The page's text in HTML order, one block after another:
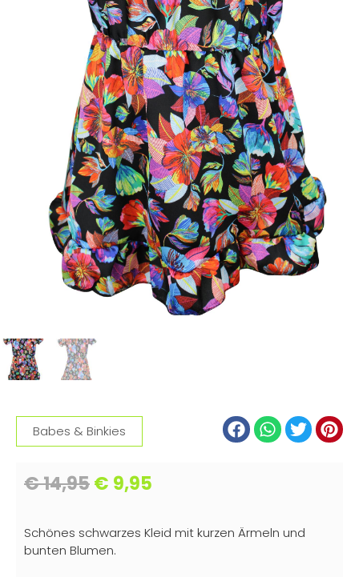
Babes & Binkies
€14,95€ 9,95
Schönes schwarzes Kleid mit kurzen Ärmeln und
bunten Blumen.